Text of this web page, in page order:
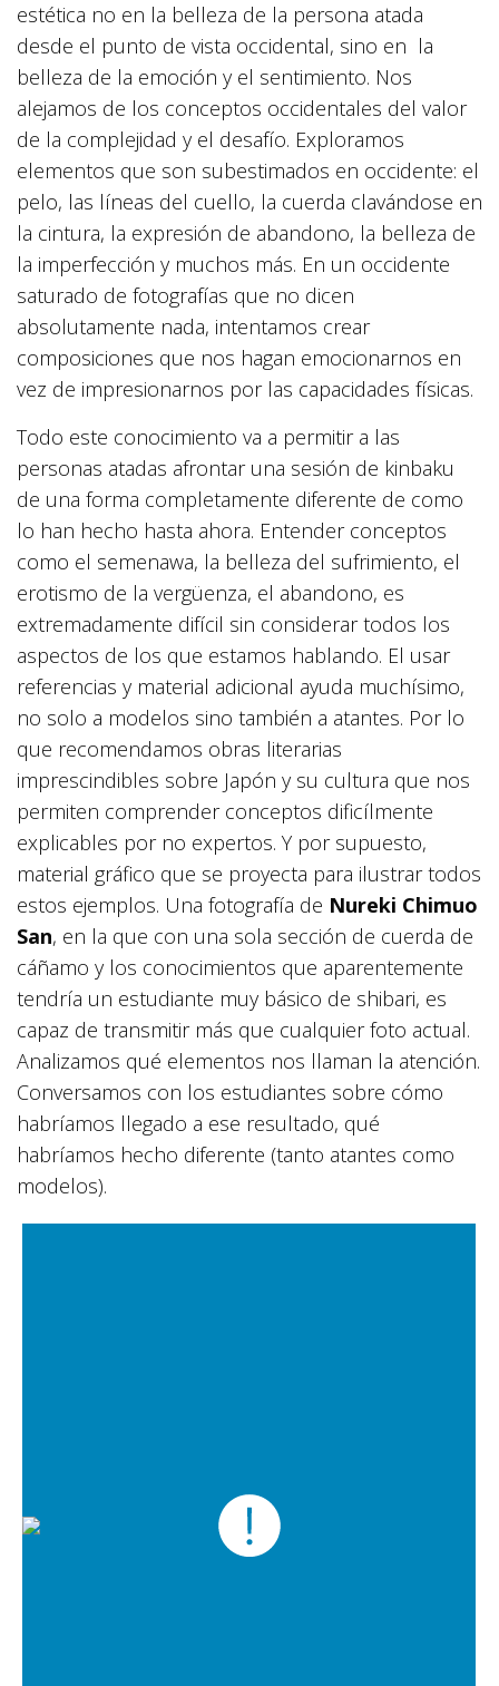
estética no en la belleza de la persona atada
desde el punto de vista occidental, sino en la
belleza de la emoción y el sentimiento. Nos
alejamos de los conceptos occidentales del valor
de la complejidad y el desafío. Exploramos
elementos que son subestimados en occidente: el
pelo, las líneas del cuello, la cuerda clavándose en
la cintura, la expresión de abandono, la belleza de
la imperfección y muchos más. En un occidente
saturado de fotografías que no dicen
absolutamente nada, intentamos crear
composiciones que nos hagan emocionarnos en
vez de impresionarnos por las capacidades físicas.
Todo este conocimiento va a permitir a las
personas atadas afrontar una sesión de kinbaku
de una forma completamente diferente de como
lo han hecho hasta ahora. Entender conceptos
como el semenawa, la belleza del sufrimiento, el
erotismo de la vergüenza, el abandono, es
extremadamente difícil sin considerar todos los
aspectos de los que estamos hablando. El usar
referencias y material adicional ayuda muchísimo,
no solo a modelos sino también a atantes. Por lo
que recomendamos obras literarias
imprescindibles sobre Japón y su cultura que nos
permiten comprender conceptos dificílmente
explicables por no expertos. Y por supuesto,
material gráfico que se proyecta para ilustrar todos
estos ejemplos. Una fotografía de Nureki Chimuo
San, en la que con una sola sección de cuerda de
cáñamo y los conocimientos que aparentemente
tendría un estudiante muy básico de shibari, es
capaz de transmitir más que cualquier foto actual.
Analizamos qué elementos nos llaman la atención.
Conversamos con los estudiantes sobre cómo
habríamos llegado a ese resultado, qué
habríamos hecho diferente (tanto atantes como
modelos).